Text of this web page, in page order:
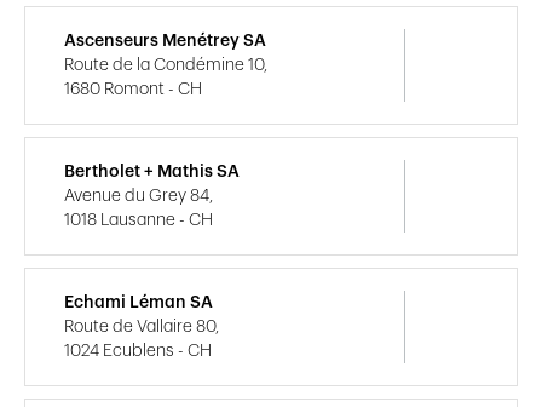
Ascenseurs Menétrey SA
Route de la Condémine 10,
1680 Romont - CH
Bertholet + Mathis SA
Avenue du Grey 84,
1018 Lausanne - CH
Echami Léman SA
Route de Vallaire 80,
1024 Ecublens - CH